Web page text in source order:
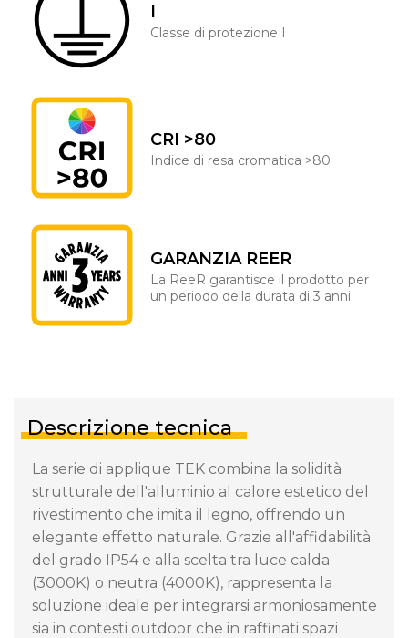
I
Classe di protezione I
CRI >80
Indice di resa cromatica >80
GARANZIA REER
La ReeR garantisce il prodotto per
un periodo della durata di 3 anni
Descrizione tecnica
La serie di applique TEK combina la solidità
strutturale dell'alluminio al calore estetico del
rivestimento che imita il legno, offrendo un
elegante effetto naturale. Grazie all'affidabilità
del grado IP54 e alla scelta tra luce calda
(3000K) o neutra (4000K), rappresenta la
soluzione ideale per integrarsi armoniosamente
sia in contesti outdoor che in raffinati spazi